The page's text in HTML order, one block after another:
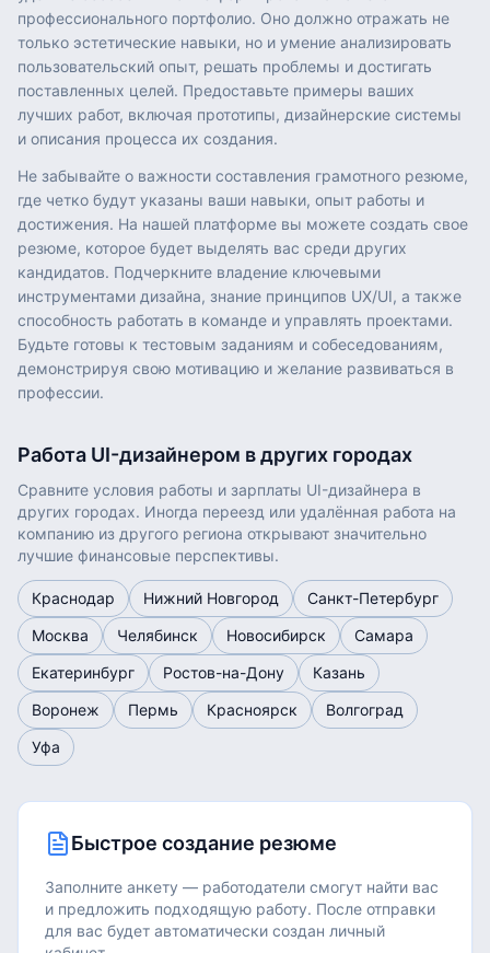
профессионального портфолио. Оно должно отражать не
только эстетические навыки, но и умение анализировать
пользовательский опыт, решать проблемы и достигать
поставленных целей. Предоставьте примеры ваших
лучших работ, включая прототипы, дизайнерские системы
и описания процесса их создания.
Не забывайте о важности составления грамотного резюме,
где четко будут указаны ваши навыки, опыт работы и
достижения. На нашей платформе вы можете создать свое
резюме, которое будет выделять вас среди других
кандидатов. Подчеркните владение ключевыми
инструментами дизайна, знание принципов UX/UI, а также
способность работать в команде и управлять проектами.
Будьте готовы к тестовым заданиям и собеседованиям,
демонстрируя свою мотивацию и желание развиваться в
профессии.
Работа UI-дизайнером в других городах
Сравните условия работы и зарплаты UI-дизайнера в
других городах. Иногда переезд или удалённая работа на
компанию из другого региона открывают значительно
лучшие финансовые перспективы.
Краснодар Нижний Новгород
Санкт-Петербург
Москва
Челябинск Новосибирск
Самара
Екатеринбург
Ростов-на-Дону
Казань
Воронеж
Пермь Красноярск
Волгоград
Уфа
Быстрое создание резюме
Заполните анкету — работодатели смогут найти вас
и предложить подходящую работу. После отправки
для вас будет автоматически создан личный